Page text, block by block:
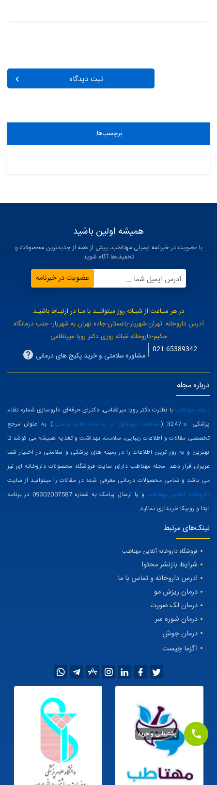
ثبت دیدگاه
برچسب‌ها:
همیشه اولین باشید
با عضویت در خبرنامه ایمیلی مهتاطب، پیش از همه از جدیدترین محصولات و
تخفیف‌ها آگاه شوید
آدرس ایمیل شما ... عضویت در خبرنامه
در هر سـاعت از شبـانه روز میتوانیـد با مـا در ارتبـاط باشیـد
آدرس داروخانه: تهران-شهریار-باغستان-جاده تهران به شهریار- جنب درمانگاه
حکیم-داروخانه شبانه روزی دکتر رویا میرنظامی
021-65389342
مشاوره سلامتی و خرید پکیج های درمانی
درباره مجله
مجله مهتاطببا نظارت دکتر رویا میرنظامی، دکترای حرفه‌ای داروسازی شماره نظام
پزشکی: د-3247 (
مشاهده پروفایل در سامانه نظام پزشکی) به عنوان مرجع
تخصصی مقالات و اطلاعات زیبایی، سلامت، بهداشت و تغذیه همیشه می کوشد تا
بهترین و به روز ترین اطلاعات را در زمینه های پزشکی و سلامتی در اختیار شما
عزیزان قرار دهد. مجله مهتاطب دارای سایت فروشگاه محصولات داروخانه ای نیز
می باشد و تمامی محصولات درمانی معرفی شده در مقالات را میتوانید از سایت
داروخانه آنلاین مهتاطب
و یا ارسال پیامک به شماره 09302007587 در برنامه
ایتا و روبیکا خریداری نمائید.
لینک‌های مرتبط
فروشگاه داروخانه آنلاین مهتاطب
شرایط بازنشر محتوا
ادرس داروخانه و تماس با ما
درمان ریزش مو
درمان لک صورت
درمان شوره سر
درمان جوش
اگزما چیست
پشتیبانی و خرید